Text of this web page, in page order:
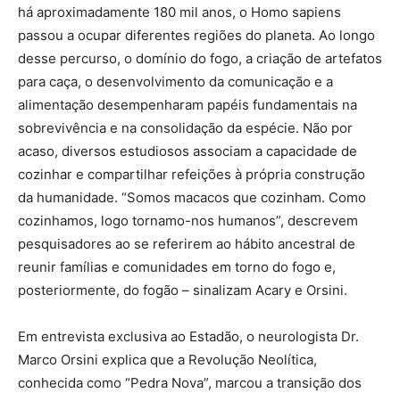
há aproximadamente 180 mil anos, o Homo sapiens
passou a ocupar diferentes regiões do planeta. Ao longo
desse percurso, o domínio do fogo, a criação de artefatos
para caça, o desenvolvimento da comunicação e a
alimentação desempenharam papéis fundamentais na
sobrevivência e na consolidação da espécie. Não por
acaso, diversos estudiosos associam a capacidade de
cozinhar e compartilhar refeições à própria construção
da humanidade. “Somos macacos que cozinham. Como
cozinhamos, logo tornamo-nos humanos”, descrevem
pesquisadores ao se referirem ao hábito ancestral de
reunir famílias e comunidades em torno do fogo e,
posteriormente, do fogão – sinalizam Acary e Orsini.
Em entrevista exclusiva ao Estadão, o neurologista Dr.
Marco Orsini explica que a Revolução Neolítica,
conhecida como “Pedra Nova”, marcou a transição dos